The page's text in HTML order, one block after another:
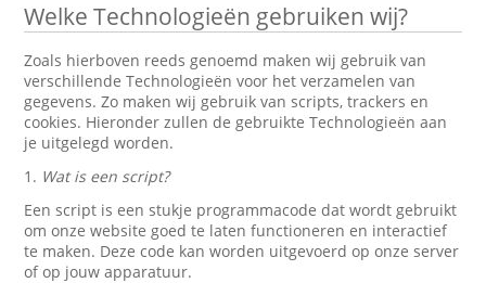
Welke Technologieën gebruiken wij?
Zoals hierboven reeds genoemd maken wij gebruik van
verschillende Technologieën voor het verzamelen van
gegevens. Zo maken wij gebruik van scripts, trackers en
cookies. Hieronder zullen de gebruikte Technologieën aan
je uitgelegd worden.
1. Wat is een script?
Een script is een stukje programmacode dat wordt gebruikt
om onze website goed te laten functioneren en interactief
te maken. Deze code kan worden uitgevoerd op onze server
of op jouw apparatuur.